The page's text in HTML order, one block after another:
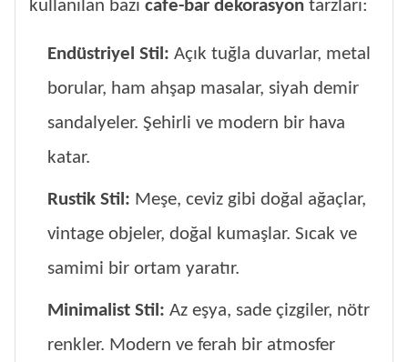
kullanılan bazı cafe-bar dekorasyon tarzları:
Endüstriyel Stil: Açık tuğla duvarlar, metal
borular, ham ahşap masalar, siyah demir
sandalyeler. Şehirli ve modern bir hava
katar.
Rustik Stil: Meşe, ceviz gibi doğal ağaçlar,
vintage objeler, doğal kumaşlar. Sıcak ve
samimi bir ortam yaratır.
Minimalist Stil: Az eşya, sade çizgiler, nötr
renkler. Modern ve ferah bir atmosfer